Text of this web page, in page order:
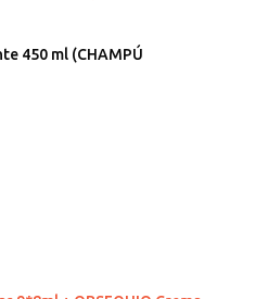
450 ml (CHAMPÚ